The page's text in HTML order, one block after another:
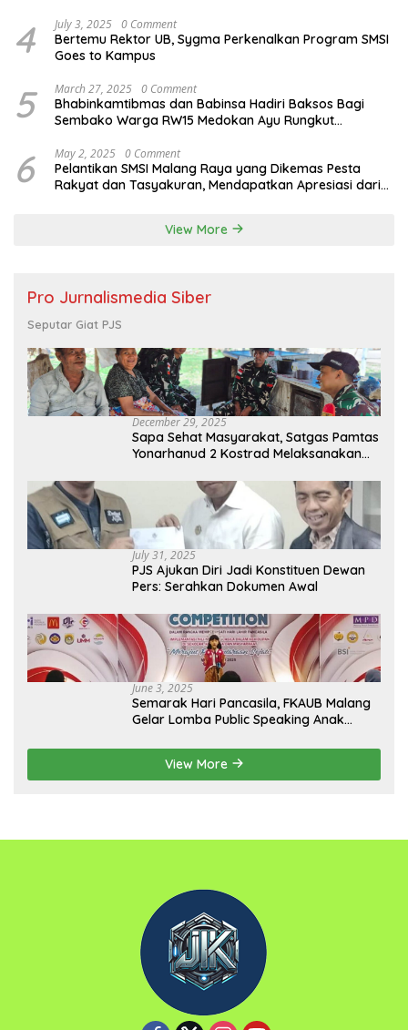
4 July 3, 2025 0 Comment
Bertemu Rektor UB, Sygma Perkenalkan Program SMSI
Goes to Kampus
5 March 27, 2025 0 Comment
Bhabinkamtibmas dan Babinsa Hadiri Baksos Bagi
Sembako Warga RW15 Medokan Ayu Rungkut
6 May 2, 2025 0 Comment
Pelantikan SMSI Malang Raya yang Dikemas Pesta
Rakyat dan Tasyakuran, Mendapatkan Apresiasi dari
View More
Pro Jurnalismedia Siber
Seputar Giat PJS
December 29, 2025
Sapa Sehat Masyarakat, Satgas Pamtas
Yonarhanud 2 Kostrad Melaksanakan
July 31, 2025
PJS Ajukan Diri Jadi Konstituen Dewan
Pers: Serahkan Dokumen Awal
June 3, 2025
Semarak Hari Pancasila, FKAUB Malang
Gelar Lomba Public Speaking Anak
Pancasila
View More